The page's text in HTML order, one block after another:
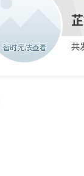
共